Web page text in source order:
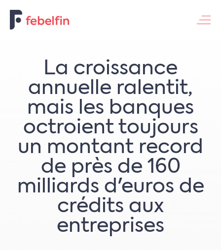
La croissance
annuelle ralentit,
mais les banques
octroient toujours
un montant record
de près de 160
milliards d'euros de
crédits aux
entreprises